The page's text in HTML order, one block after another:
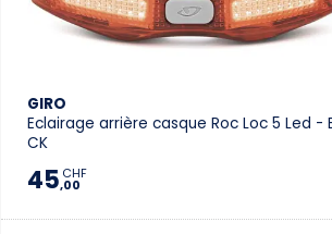
GIRO
Eclairage arrière casque Roc Loc 5 Led -
CK
45,00
CHF